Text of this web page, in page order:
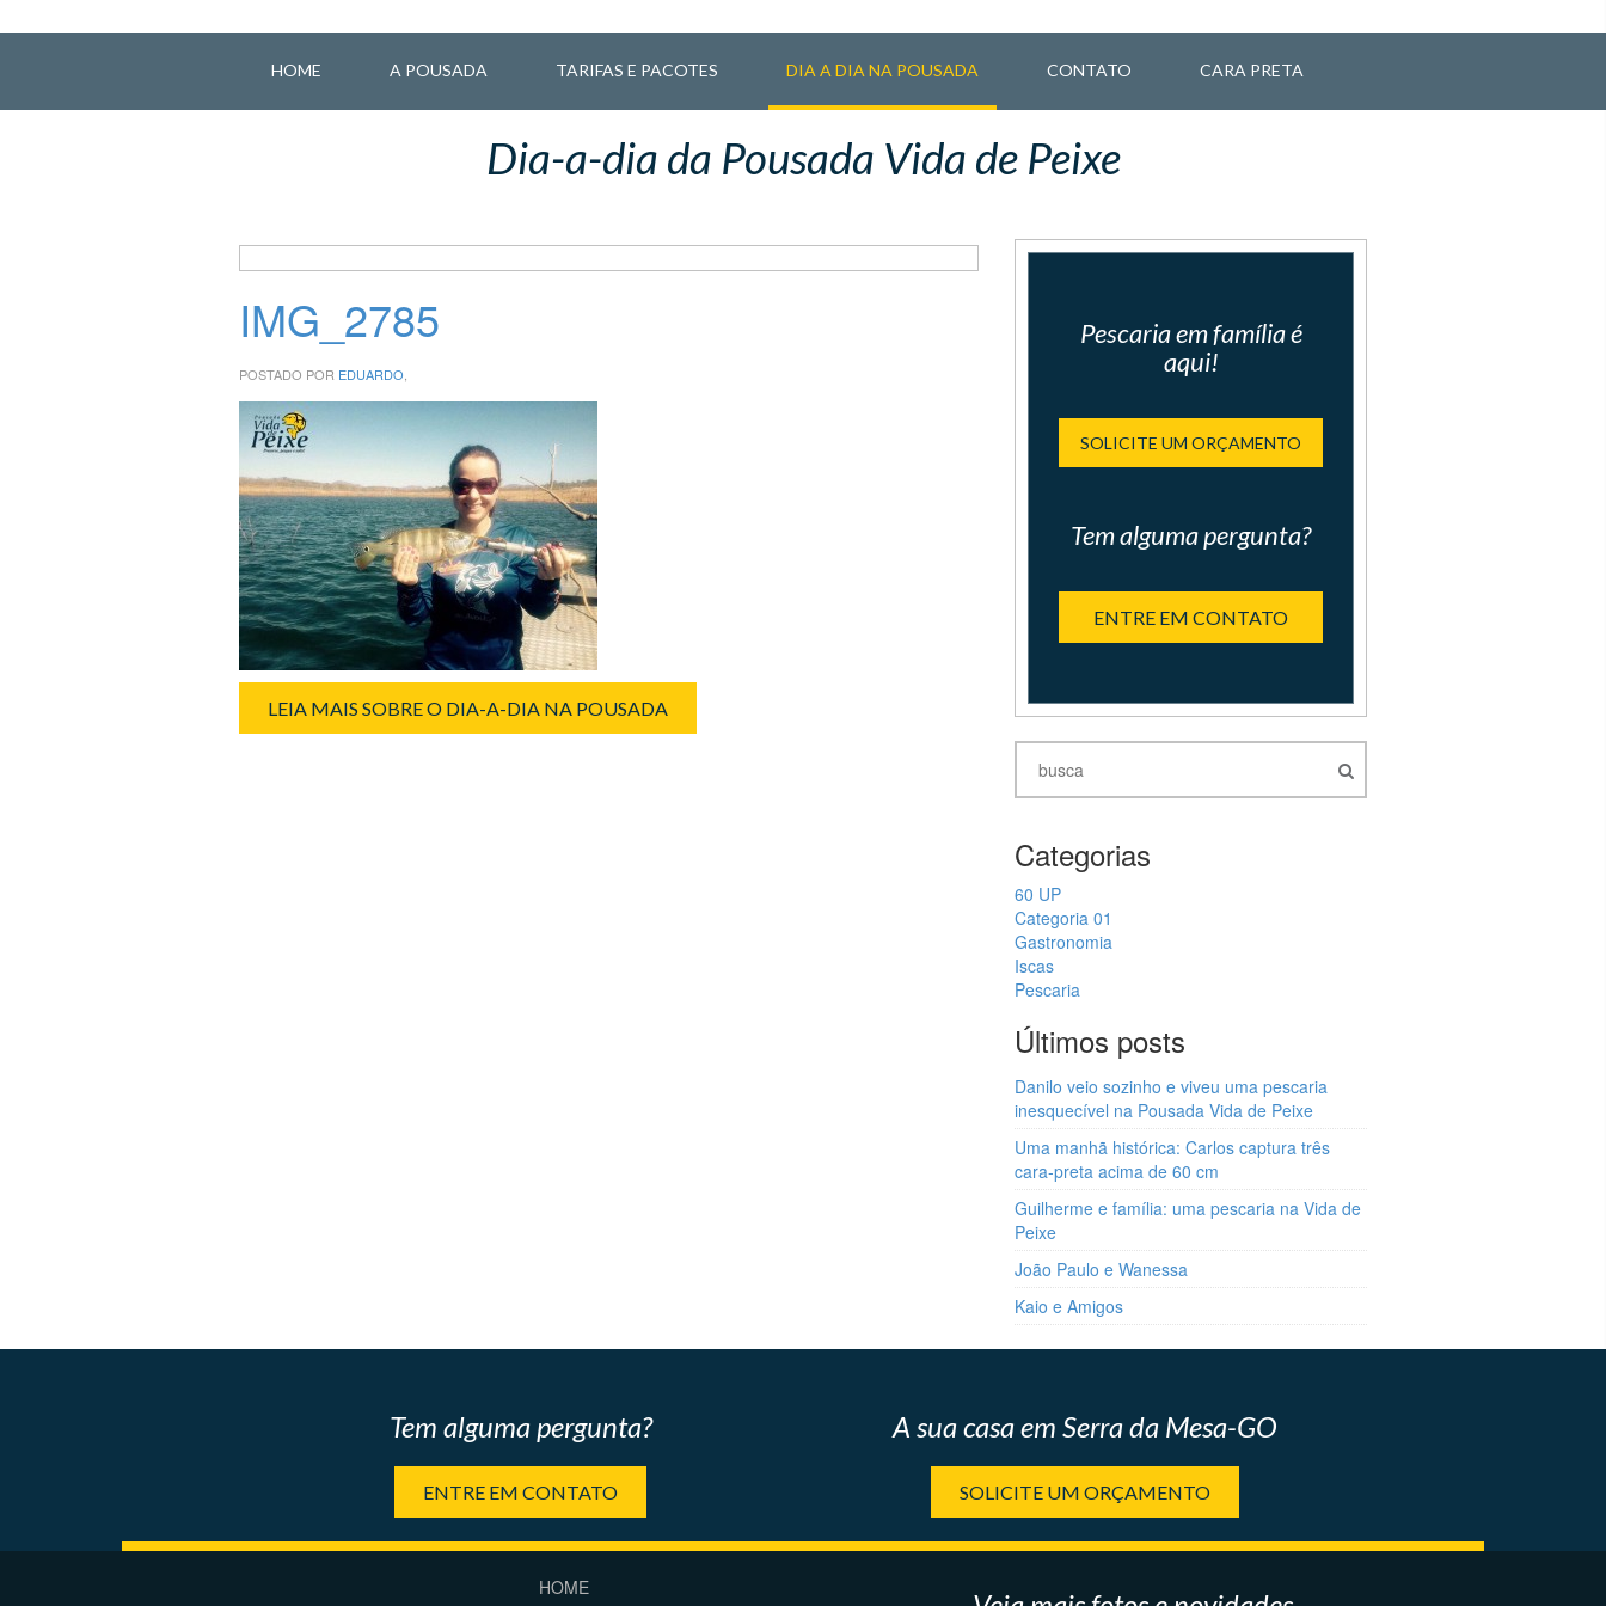
HOME A POUSADA TARIFAS E PACOTES DIA A DIA NA POUSADA CONTATO CARA PRETA
Dia-a-dia da Pousada Vida de Peixe
IMG_2785
POSTADO POR EDUARDO,
LEIA MAIS SOBRE O DIA-A-DIA NA POUSADA
Pescaria em família é
aqui!
SOLICITE UM ORÇAMENTO
Tem alguma pergunta?
ENTRE EM CONTATO
Categorias
60 UP
Categoria 01
Gastronomia
Iscas
Pescaria
Últimos posts
Danilo veio sozinho e viveu uma pescaria
inesquecível na Pousada Vida de Peixe
Uma manhã histórica: Carlos captura três
cara-preta acima de 60 cm
Guilherme e família: uma pescaria na Vida de
Peixe
João Paulo e Wanessa
Kaio e Amigos
Tem alguma pergunta?
ENTRE EM CONTATO
A sua casa em Serra da Mesa-GO
SOLICITE UM ORÇAMENTO
HOME